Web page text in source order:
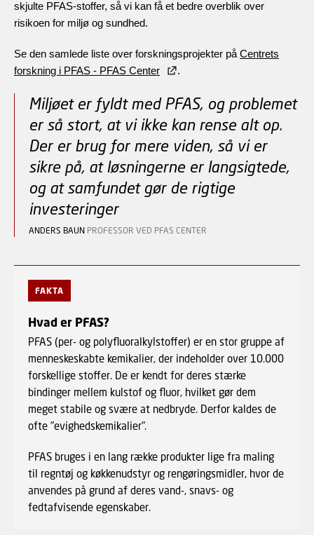
skjulte PFAS-stoffer, så vi kan få et bedre overblik over
risikoen for miljø og sundhed.
Se den samlede liste over forskningsprojekter påCentrets
forskning i PFAS - PFAS Center
.
Miljøet er fyldt med PFAS, og problemet
er så stort, at vi ikke kan rense alt op.
Der er brug for mere viden, så vi er
sikre på, at løsningerne er langsigtede,
og at samfundet gør de rigtige
investeringer
ANDERS BAUN PROFESSOR VED PFAS CENTER
FAKTA
Hvad er PFAS?
PFAS (per- og polyfluoralkylstoffer) er en stor gruppe af
menneskeskabte kemikalier, der indeholder over 10.000
forskellige stoffer. De er kendt for deres stærke
bindinger mellem kulstof og fluor, hvilket gør dem
meget stabile og svære at nedbryde. Derfor kaldes de
ofte "evighedskemikalier".
PFAS bruges i en lang række produkter lige fra maling
til regntøj og køkkenudstyr og rengøringsmidler, hvor de
anvendes på grund af deres vand-, snavs- og
fedtafvisende egenskaber.